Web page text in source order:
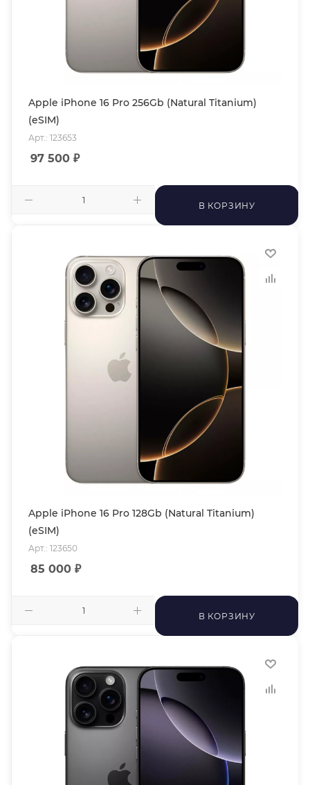
Apple iPhone 16 Pro 256Gb (Natural Titanium)
(eSIM)
Арт.: 123653
97 500 ₽
В КОРЗИНУ
Apple iPhone 16 Pro 128Gb (Natural Titanium)
(eSIM)
Арт.: 123650
85 000 ₽
В КОРЗИНУ